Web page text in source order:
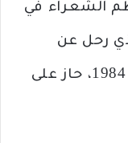
الشعراء في
رحل ‏عن
عالمنا في 14 ديسمبر من العام 1984، حاز على